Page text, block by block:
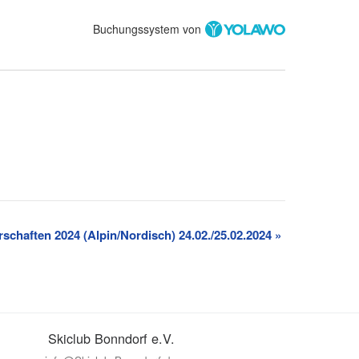
Buchungssystem von
2024 (Alpin/Nordisch) 24.02./25.02.2024 »
Skiclub Bonndorf e.V.